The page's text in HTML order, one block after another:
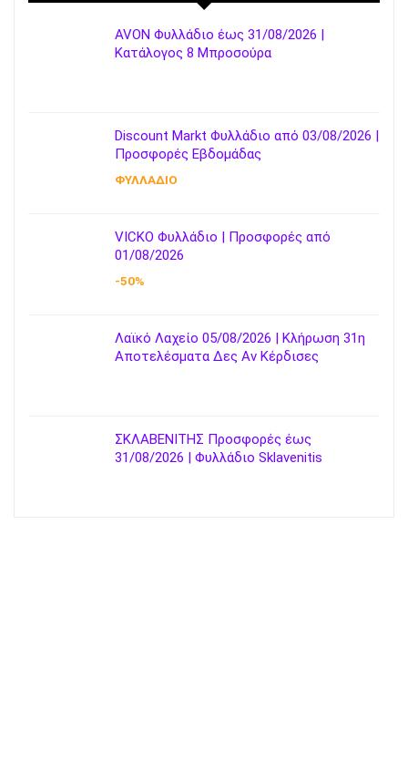
AVON Φυλλάδιο έως 31/08/2026 |
Κατάλογος 8 Μπροσούρα
Discount Markt Φυλλάδιο από 03/08/2026 |
Προσφορές Εβδομάδας
ΦΥΛΛΑΔΙΟ
VICKO Φυλλάδιο | Προσφορές από
01/08/2026
-50%
Λαϊκό Λαχείο 05/08/2026 | Κλήρωση 31η
Αποτελέσματα Δες Αν Κέρδισες
ΣΚΛΑΒΕΝΙΤΗΣ Προσφορές έως
31/08/2026 | Φυλλάδιο Sklavenitis